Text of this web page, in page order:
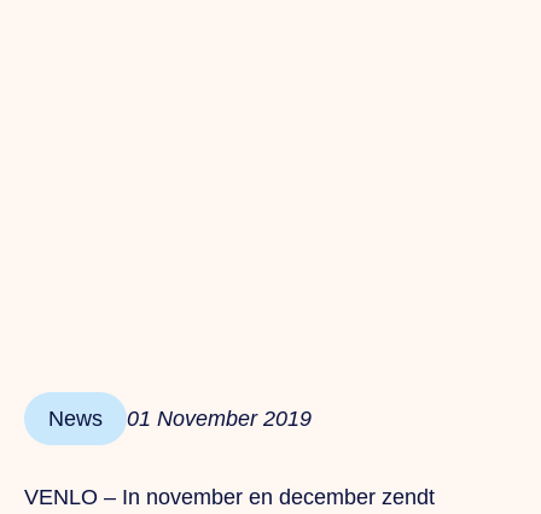
News 01 November 2019
VENLO – In november en december zendt